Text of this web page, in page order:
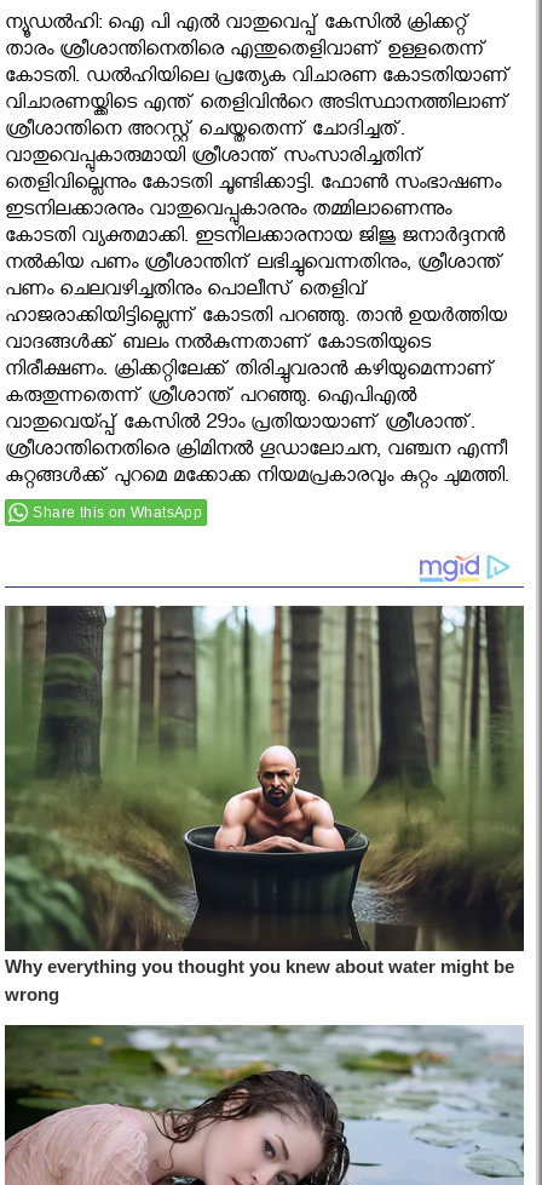
ന്യൂഡല്‍ഹി: ഐ പി എല്‍ വാതുവെപ്പ് കേസില്‍ ക്രിക്കറ്റ്
താരം ശ്രീശാന്തിനെതിരെ എന്തുതെളിവാണ് ഉള്ളതെന്ന്
കോടതി. ഡല്‍ഹിയിലെ പ്രത്യേക വിചാരണ കോടതിയാണ്
വിചാരണയ്ക്കിടെ എന്ത് തെളിവിൻറെ അടിസ്ഥാനത്തിലാണ്
ശ്രീശാന്തിനെ അറസ്റ്റ് ചെയ്തതെന്ന് ചോദിച്ചത്.
വാതുവെപ്പുകാരുമായി ശ്രീശാന്ത് സംസാരിച്ചതിന്
തെളിവില്ലെന്നും കോടതി ചൂണ്ടിക്കാട്ടി. ഫോണ്‍ സംഭാഷണം
ഇടനിലക്കാരനും വാതുവെപ്പുകാരനും തമ്മിലാണെന്നും
കോടതി വ്യക്തമാക്കി. ഇടനിലക്കാരനായ ജിജു ജനാര്‍ദ്ദനന്‍
നല്‍കിയ പണം ശ്രീശാന്തിന്​ ലഭിച്ചുവെന്നതിനും​, ശ്രീശാന്ത്​
പണം ചെലവ‍ഴിച്ചതിനും പൊലീസ് തെളിവ്​
ഹാജരാക്കിയിട്ടില്ലെന്ന്​ കോടതി പറഞ്ഞു. താന്‍ ഉയര്‍ത്തിയ
വാദങ്ങള്‍ക്ക് ബലം നല്‍കുന്നതാണ് കോടതിയുടെ
നിരീക്ഷണം. ക്രിക്കറ്റിലേക്ക് തിരിച്ചുവരാൻ കഴിയുമെന്നാണ്
കരുതുന്നതെന്ന് ശ്രീശാന്ത് പറഞ്ഞു. ഐപിഎല്‍
വാതുവെയ്പ്പ് കേസില്‍ 29ാം പ്രതിയായാണ് ശ്രീശാന്ത്.
ശ്രീശാന്തിനെതിരെ ക്രിമിനല്‍ ഗൂഡാലോചന, വഞ്ചന എന്നീ
കുറ്റങ്ങള്‍ക്ക് പുറമെ മക്കോക്ക നിയമപ്രകാരവും കുറ്റം ചുമത്തി.
Share this on WhatsApp